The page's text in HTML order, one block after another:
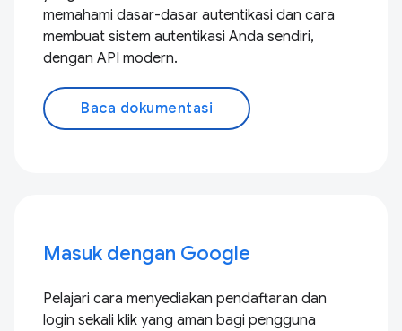
memahami dasar-dasar autentikasi dan cara
membuat sistem autentikasi Anda sendiri,
dengan API modern.
Baca dokumentasi
Masuk dengan Google
Pelajari cara menyediakan pendaftaran dan
login sekali klik yang aman bagi pengguna